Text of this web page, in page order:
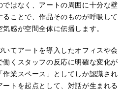
はなく、アートの周囲に十分な壁
ことで、作品そのものが呼吸して
感が空間全体に伝播します。
てアートを導入したオフィスや会
くスタッフの反応に明確な変化が
業スペース」としてしか認識され
トを起点として、対話が生まれる